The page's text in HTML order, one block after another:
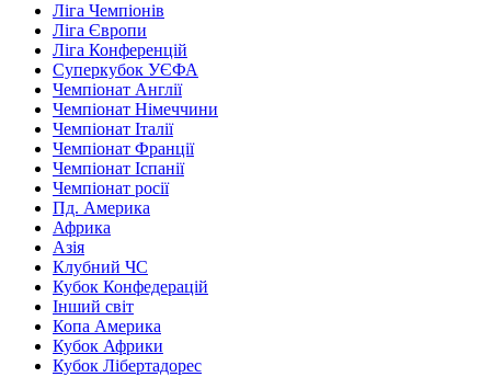
Ліга Чемпіонів
Ліга Європи
Ліга Конференцій
Суперкубок УЄФА
Чемпіонат Англії
Чемпіонат Німеччини
Чемпіонат Італії
Чемпіонат Франції
Чемпіонат Іспанії
Чемпіонат росії
Пд. Америка
Африка
Азія
Клубний ЧС
Кубок Конфедерацій
Інший світ
Копа Америка
Кубок Африки
Кубок Лібертадорес